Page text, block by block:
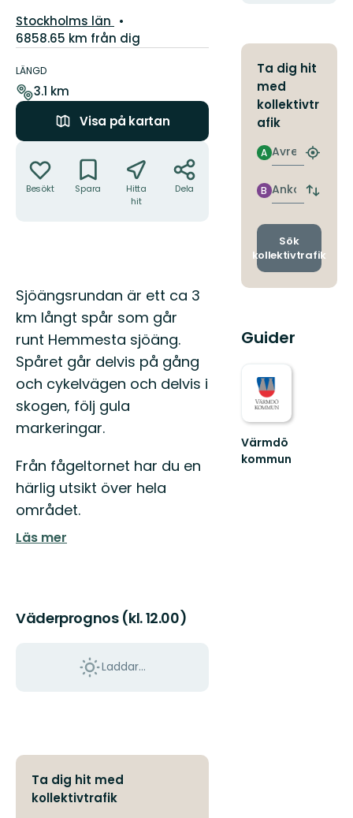
Län:
Stockholms län
6858.65 km från dig
om
leden
LÄNGD
3.1 km
Visa på kartan
Besökt Spara
Hitta
hit
Dela
Beskrivning
Sjöängsrundan är ett ca 3
km långt spår som går
runt Hemmesta sjöäng.
Spåret går delvis på gång
och cykelvägen och delvis i
skogen, följ gula
markeringar.
Från fågeltornet har du en
härlig utsikt över hela
området.
Läs mer
Väderprognos (kl. 12.00)
Laddar...
Ta dig hit med
kollektivtrafik
Ta dig hit
med
kollektivtr
afik
Avresa
A
Hitta
Ankomst
B
Byt
och
Sök
kollektivtrafik
Guider
Värmdö
kommun